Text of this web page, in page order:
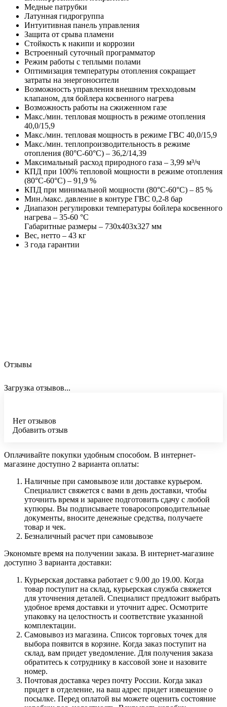
Медные патрубки
Латунная гидрогруппа
Интуитивная панель управления
Защита от срыва пламени
Стойкость к накипи и коррозии
Встроенный суточный программатор
Режим работы с теплыми полами
Оптимизация температуры отопления сокращает
затраты на энергоносители
Возможность управления внешним трехходовым
клапаном, для бойлера косвенного нагрева
Возможность работы на сжиженном газе
Макс./мин. тепловая мощность в режиме отопления
40,0/15,9
Макс./мин. тепловая мощность в режиме ГВС 40,0/15,9
Макс./мин. теплопроизводительность в режиме
отопления (80°С-60°С) – 36,2/14,39
Максимальный расход природного газа – 3,99 м³/ч
КПД при 100% тепловой мощности в режиме отопления
(80°С-60°С) – 91,9 %
КПД при минимальной мощности (80°С-60°С) – 85 %
Мин./макс. давление в контуре ГВС 0,2-8 бар
Диапазон регулировки температуры бойлера косвенного
нагрева – 35-60 °С
Габаритные размеры – 730х403х327 мм
Вес, нетто – 43 кг
3 года гарантии
Отзывы
Загрузка отзывов...
Нет отзывов
Добавить отзыв
Оплачивайте покупки удобным способом. В интернет-
магазине доступно 2 варианта оплаты:
Наличные при самовывозе или доставке курьером.
Специалист свяжется с вами в день доставки, чтобы
уточнить время и заранее подготовить сдачу с любой
купюры. Вы подписываете товаросопроводительные
документы, вносите денежные средства, получаете
товар и чек.
Безналичный расчет при самовывозе
Экономьте время на получении заказа. В интернет-магазине
доступно 3 варианта доставки:
Курьерская доставка работает с 9.00 до 19.00. Когда
товар поступит на склад, курьерская служба свяжется
для уточнения деталей. Специалист предложит выбрать
удобное время доставки и уточнит адрес. Осмотрите
упаковку на целостность и соответствие указанной
комплектации.
Самовывоз из магазина. Список торговых точек для
выбора появится в корзине. Когда заказ поступит на
склад, вам придет уведомление. Для получения заказа
обратитесь к сотруднику в кассовой зоне и назовите
номер.
Почтовая доставка через почту России. Когда заказ
придет в отделение, на ваш адрес придет извещение о
посылке. Перед оплатой вы можете оценить состояние